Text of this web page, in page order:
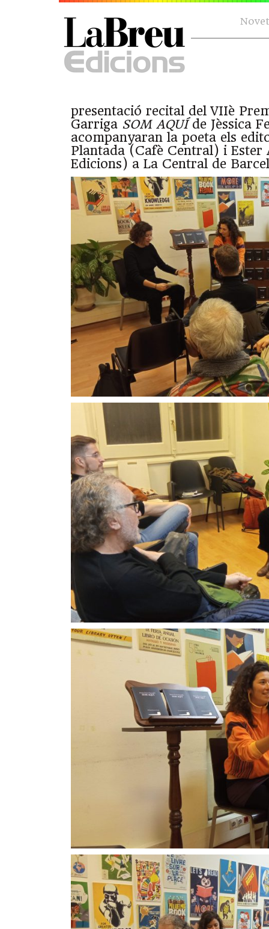
presentació recital del VIIè
Garriga SOM AQUÍde Jèssica
acompanyaran la poeta els
Plantada (Cafè Central) i Ester
Edicions) a La Central de